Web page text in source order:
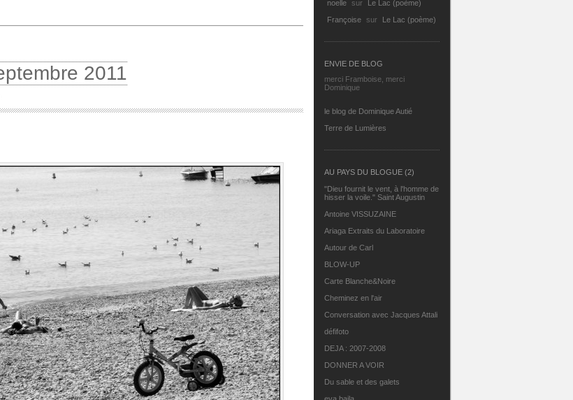
noelle sur
Le Lac (poème)
Françoise sur Le Lac (poème)
ENVIE DE BLOG
merci Framboise, merci
Dominique
le blog de Dominique Autié
Terre de Lumières
AU PAYS DU BLOGUE (2)
"Dieu fournit le vent, à l'homme de
hisser la voile." Saint Augustin
Antoine VISSUZAINE
Ariaga Extraits du Laboratoire
Autour de Carl
BLOW-UP
Carte Blanche&Noire
Cheminez en l'air
Conversation avec Jacques Attali
défifoto
DEJA : 2007-2008
DONNER A VOIR
Du sable et des galets
2011